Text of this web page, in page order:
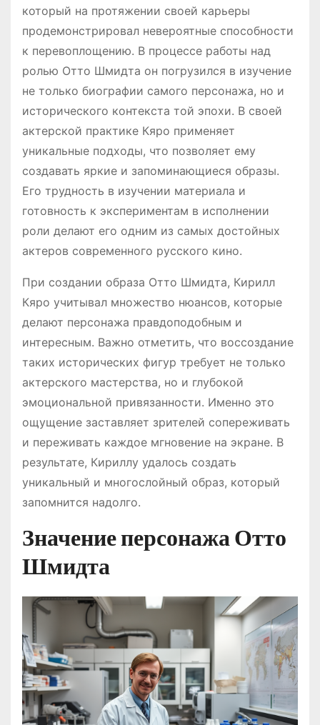
который на протяжении своей карьеры
продемонстрировал невероятные способности
к перевоплощению. В процессе работы над
ролью Отто Шмидта он погрузился в изучение
не только биографии самого персонажа, но и
исторического контекста той эпохи. В своей
актерской практике Кяро применяет
уникальные подходы, что позволяет ему
создавать яркие и запоминающиеся образы.
Его трудность в изучении материала и
готовность к экспериментам в исполнении
роли делают его одним из самых достойных
актеров современного русского кино.
При создании образа Отто Шмидта, Кирилл
Кяро учитывал множество нюансов, которые
делают персонажа правдоподобным и
интересным. Важно отметить, что воссоздание
таких исторических фигур требует не только
актерского мастерства, но и глубокой
эмоциональной привязанности. Именно это
ощущение заставляет зрителей сопереживать
и переживать каждое мгновение на экране. В
результате, Кириллу удалось создать
уникальный и многослойный образ, который
запомнится надолго.
Значение персонажа Отто
Шмидта